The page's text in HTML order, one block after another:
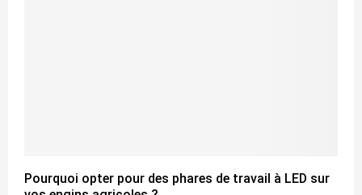
Pourquoi opter pour des phares de travail à LED sur